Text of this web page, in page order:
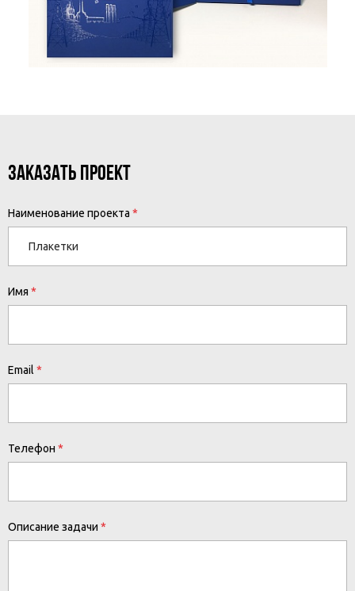
ЗАКАЗАТЬ ПРОЕКТ
Наименование проекта
Имя
Email
Телефон
Описание задачи